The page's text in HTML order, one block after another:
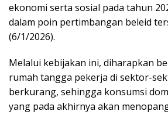
ekonomi serta sosial pada tahun
dalam poin pertimbangan beleid
(6/1/2026).
Melalui kebijakan ini, diharapkan
rumah tangga pekerja di sektor-
berkurang, sehingga konsumsi
yang pada akhirnya akan